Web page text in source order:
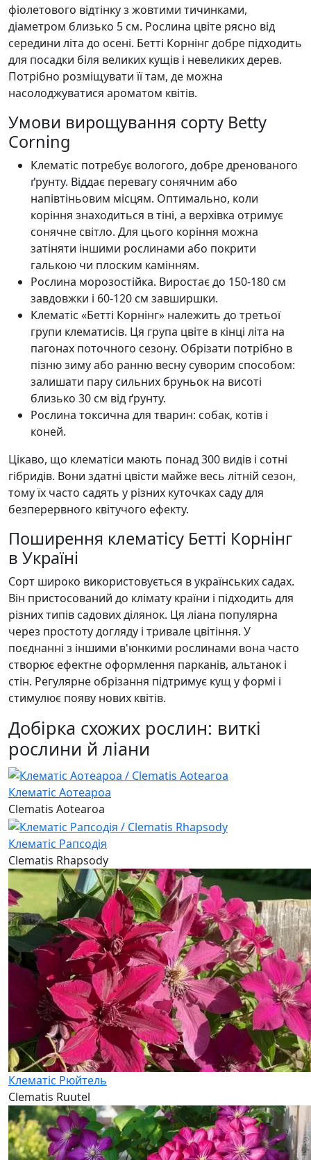
фіолетового відтінку з жовтими тичинками,
діаметром близько 5 см. Рослина цвіте рясно від
середини літа до осені. Бетті Корнінг добре підходить
для посадки біля великих кущів і невеликих дерев.
Потрібно розміщувати її там, де можна
насолоджуватися ароматом квітів.
Умови вирощування сорту Betty
Corning
Клематіс потребує вологого, добре дренованого
ґрунту. Віддає перевагу сонячним або
напівтіньовим місцям. Оптимально, коли
коріння знаходиться в тіні, а верхівка отримує
сонячне світло. Для цього коріння можна
затіняти іншими рослинами або покрити
галькою чи плоским камінням.
Рослина морозостійка. Виростає до 150-180 см
завдовжки і 60-120 см завширшки.
Клематіс «Бетті Корнінг» належить до третьої
групи клематисів. Ця група цвіте в кінці літа на
пагонах поточного сезону. Обрізати потрібно в
пізню зиму або ранню весну суворим способом:
залишати пару сильних бруньок на висоті
близько 30 см від ґрунту.
Рослина токсична для тварин: собак, котів і
коней.
Цікаво, що клематіси мають понад 300 видів і сотні
гібридів. Вони здатні цвісти майже весь літній сезон,
тому їх часто садять у різних куточках саду для
безперервного квітучого ефекту.
Поширення клематісу Бетті Корнінг
в Україні
Сорт широко використовується в українських садах.
Він пристосований до клімату країни і підходить для
різних типів садових ділянок. Ця ліана популярна
через простоту догляду і тривале цвітіння. У
поєднанні з іншими в'юнкими рослинами вона часто
створює ефектне оформлення парканів, альтанок і
стін. Регулярне обрізання підтримує кущ у формі і
стимулює появу нових квітів.
Добірка схожих рослин: виткі
рослини й ліани
Клематіс Аотеароа
Clematis Aotearoa
Клематіс Рапсодія
Clematis Rhapsody
Клематіс Рюйтель
Clematis Ruutel